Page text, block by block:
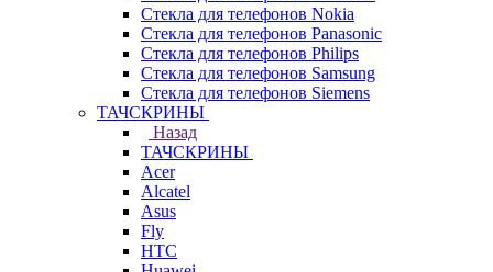
Стекла для телефонов Nokia
Стекла для телефонов Panasonic
Стекла для телефонов Philips
Стекла для телефонов Samsung
Стекла для телефонов Siemens
ТАЧСКРИНЫ
Назад
ТАЧСКРИНЫ
Acer
Alcatel
Asus
Fly
HTC